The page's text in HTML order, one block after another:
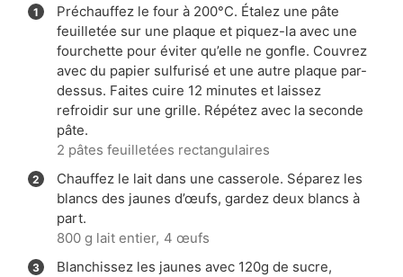
Préchauffez le four à 200°C. Étalez une pâte
feuilletée sur une plaque et piquez-la avec une
fourchette pour éviter qu’elle ne gonfle. Couvrez
avec du papier sulfurisé et une autre plaque par-
dessus. Faites cuire 12 minutes et laissez
refroidir sur une grille. Répétez avec la seconde
pâte.
2 pâtes feuilletées rectangulaires
Chauffez le lait dans une casserole. Séparez les
blancs des jaunes d’œufs, gardez deux blancs à
part.
800 g lait entier, 4 œufs
Blanchissez les jaunes avec 120g de sucre,